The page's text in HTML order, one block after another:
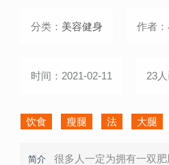
分类： 美容健身 作者
时间：2021-02-11 23
饮食 瘦腿 法 大腿
简介
很多人一定为拥有一双